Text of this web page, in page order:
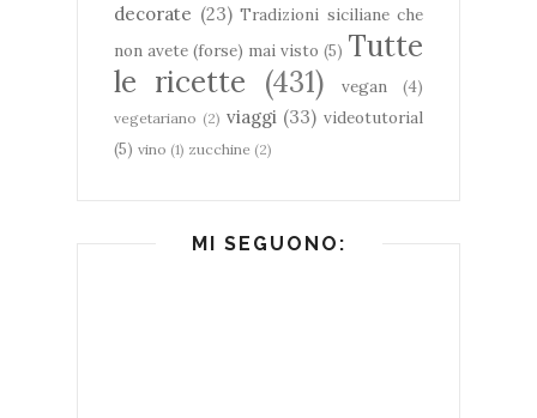
decorate (23) Tradizioni siciliane che
non avete (forse) mai visto (5) Tutte
le ricette (431) vegan (4)
vegetariano (2) viaggi (33) videotutorial
(5) vino (1) zucchine (2)
MI SEGUONO: